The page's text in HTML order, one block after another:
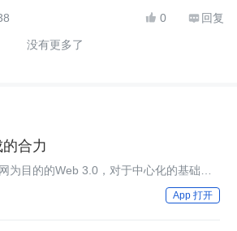
 0  回复
没有更多了
合力
为目的的Web 3.0，对于中心化的基础设
理上的排斥，又存在着一种事实上的依赖。
App 打开